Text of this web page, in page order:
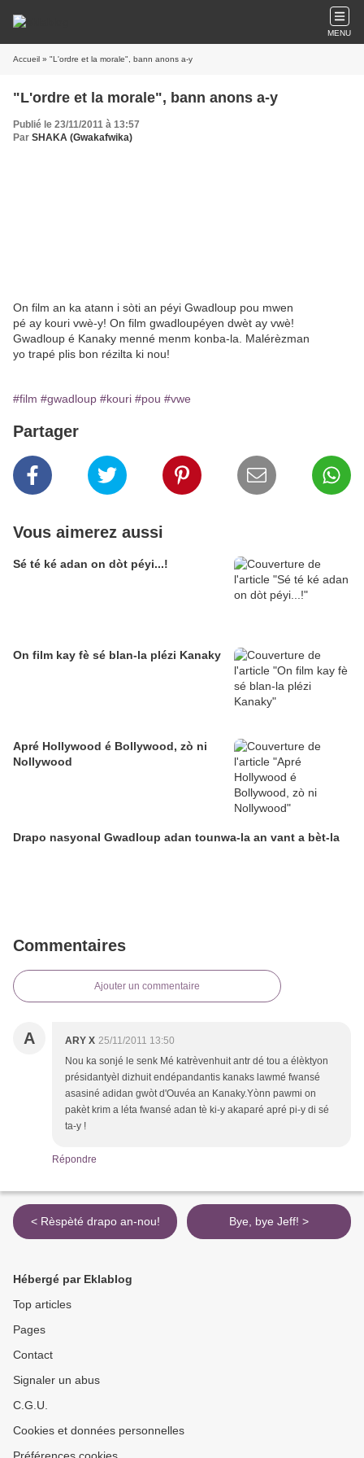
MENU
Accueil » "L'ordre et la morale", bann anons a-y
"L'ordre et la morale", bann anons a-y
Publié le 23/11/2011 à 13:57
Par SHAKA (Gwakafwika)
On film an ka atann i sòti an péyi Gwadloup pou mwen
pé ay kouri vwè-y! On film gwadloupéyen dwèt ay vwè!
Gwadloup é Kanaky menné menm konba-la. Malérèzman
yo trapé plis bon rézilta ki nou!
#film #gwadloup #kouri #pou #vwe
Partager
Vous aimerez aussi
Sé té ké adan on dòt péyi...!
On film kay fè sé blan-la plézi Kanaky
Apré Hollywood é Bollywood, zò ni
Nollywood
Drapo nasyonal Gwadloup adan tounwa-la an vant a bèt-la
Commentaires
Ajouter un commentaire
A ARY X 25/11/2011 13:50
Nou ka sonjé le senk Mé katrèvenhuit antr dé tou a élèktyon
présidantyèl dizhuit endépandantis kanaks lawmé fwansé
asasiné adidan gwòt d'Ouvéa an Kanaky.Yònn pawmi on
pakèt krim a léta fwansé adan tè ki-y akaparé apré pi-y di sé
ta-y !
Répondre
< Rèspèté drapo an-nou! Bye, bye Jeff! >
Hébergé par Eklablog
Top articles
Pages
Contact
Signaler un abus
C.G.U.
Cookies et données personnelles